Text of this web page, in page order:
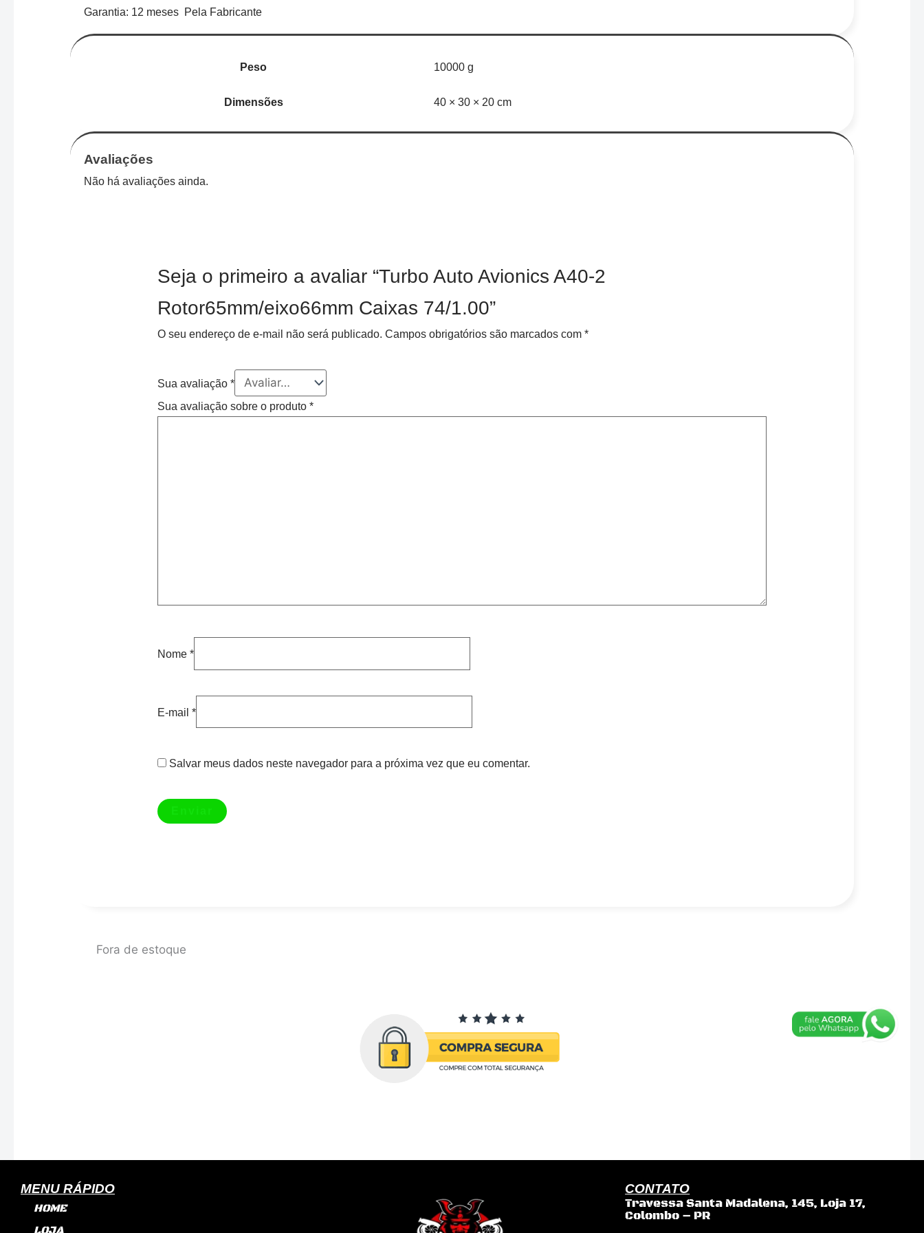
Garantia: 12 meses Pela Fabricante
Peso 10000 g
Dimensões 40 × 30 × 20 cm
Avaliações
Não há avaliações ainda.
Seja o primeiro a avaliar “Turbo Auto Avionics A40-2
Rotor65mm/eixo66mm Caixas 74/1.00”
O seu endereço de e-mail não será publicado. Campos obrigatórios são marcados com *
Sua avaliação *
Sua avaliação sobre o produto *
Nome *
E-mail *
Salvar meus dados neste navegador para a próxima vez que eu comentar.
Fora de estoque
MENU RÁPIDO
HOME
CONTATO
Travessa Santa Madalena, 145, Loja 17,
Colombo – PR